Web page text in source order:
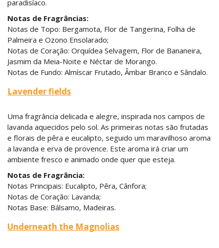
paradisíaco.
Notas de Fragrâncias:
Notas de Topo: Bergamota, Flor de Tangerina, Folha de
Palmeira e Ozono Ensolarado;
Notas de Coração: Orquídea Selvagem, Flor de Bananeira,
Jasmim da Meia-Noite e Néctar de Morango.
Notas de Fundo: Almíscar Frutado, Âmbar Branco e Sândalo.
Lavender fields
Uma fragrância delicada e alegre, inspirada nos campos de
lavanda aquecidos pelo sol. As primeiras notas são frutadas
e florais de pêra e eucalipto, seguido um maravilhoso aroma
a lavanda e erva de provence. Este aroma irá criar um
ambiente fresco e animado onde quer que esteja.
Notas de Fragrância:
Notas Principais: Eucalipto, Pêra, Cânfora;
Notas de Coração: Lavanda;
Notas Base: Bálsamo, Madeiras.
Underneath the Magnolias